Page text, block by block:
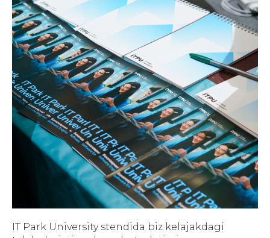
IT Park University stendida biz kelajakdagi